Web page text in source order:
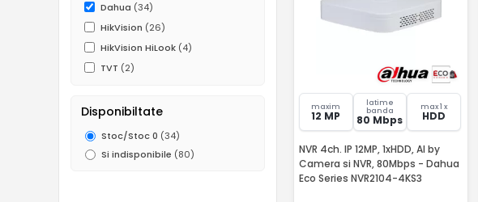
Dahua (34)
HikVision (26)
HikVision HiLook (4)
TVT (2)
Disponibiltate
Stoc/Stoc 0 (34)
Si indisponibile (80)
maxim
12 MP
latime
banda
80 Mbps
max 1 x
HDD
NVR 4ch. IP 12MP, 1xHDD, AI by
Camera si NVR, 80Mbps - Dahua
Eco Series NVR2104-4KS3